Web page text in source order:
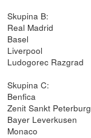
Skupina B:
Real Madrid
Basel
Liverpool
Ludogorec Razgrad
Skupina C:
Benfica
Zenit Sankt Peterburg
Bayer Leverkusen
Monaco